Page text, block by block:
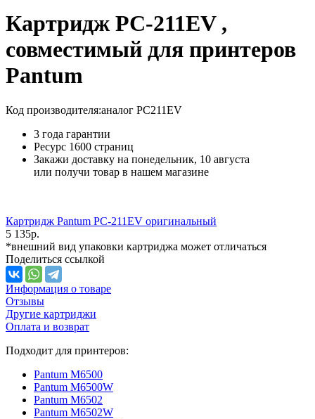
Картридж PC-211EV ,
совместимый для принтеров
Pantum
Код производителя:аналог PC211EV
3 года гарантии
Ресурс 1600 страниц
Закажи доставку на понедельник, 10 августа
или получи товар в нашем магазине
Картридж Pantum PC-211EV оригинальный
5 135р.
*внешний вид упаковки картриджа может отличаться
Поделиться ссылкой
Информация о товаре
Отзывы
Другие картриджи
Оплата и возврат
Подходит для принтеров:
Pantum M6500
Pantum M6500W
Pantum M6502
Pantum M6502W